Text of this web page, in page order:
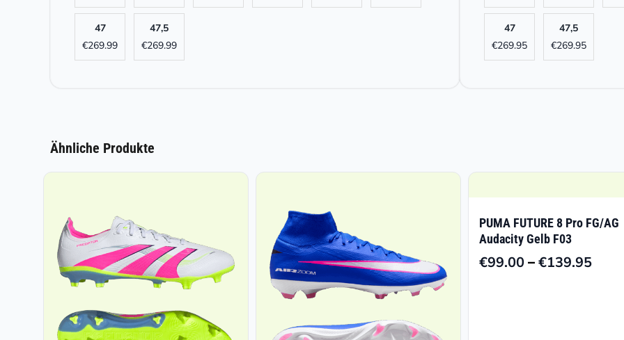
47
€269.99
47,5
€269.99
47
€269.95
47,5
€269.95
Ähnliche Produkte
PUMA FUTURE 8 Pro FG/AG
Audacity Gelb F03
€99.00–€139.95